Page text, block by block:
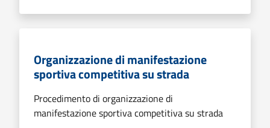
Organizzazione di manifestazione
sportiva competitiva su strada
Procedimento di organizzazione di
manifestazione sportiva competitiva su strada